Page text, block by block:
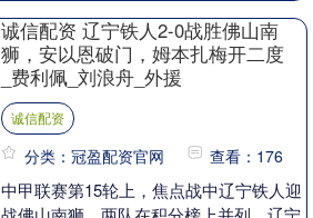
VCP形态的操作....
诚信配资 辽宁铁人2-0战胜佛山南
狮，安以恩破门，姆本扎梅开二度
_费利佩_刘浪舟_外援
诚信配资
分类：冠盈配资官网 查看：176
中甲联赛第15轮上，焦点战中辽宁铁人迎